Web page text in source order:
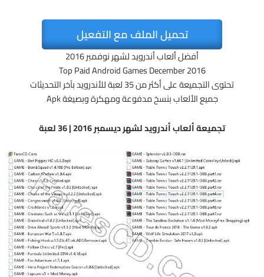
تحميل الملف مع التفعيل
أفضل ألعاب أندرويد لشهر نوفمبر 2016
Top Paid Android Games December 2016
تحتوى التجميعة على أكثر من 35 لعبة للأندرويد بآخر التحديثات
جميع الألعاب بنسخ مدفوعة ومهكرة وبصيغة Apk
تجميعة ألعاب أندرويد لشهر ديسمبر 2016 | 36 لعبة